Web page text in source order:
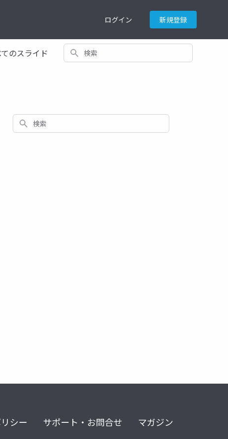
ログイン 新規登録
のスライド 検索
検索
シー サポート・お問合せ マガジン